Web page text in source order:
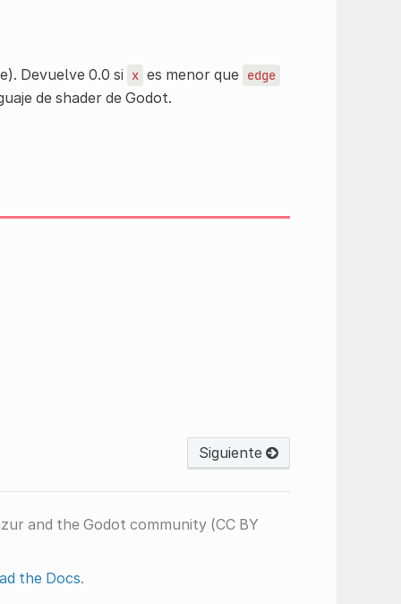
Devuelve 0.0 si x es menor que edge
de shader de Godot.
Siguiente
and the Godot community (CC BY
the Docs.